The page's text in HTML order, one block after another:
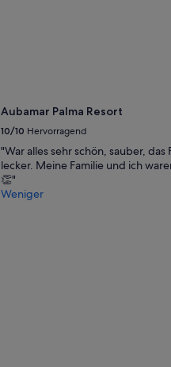
Aubamar Palma Resort
10/10 Hervorragend
"War alles sehr schön, sauber, das
lecker. Meine Familie und ich
👏"
Weniger